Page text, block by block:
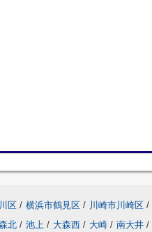
区 / 横浜市鶴見区 / 川崎市川崎区 /
北 / 池上 / 大森西 / 大崎 / 南大井 /